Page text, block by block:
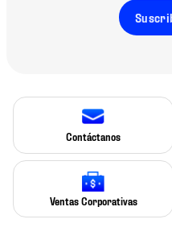
Contáctanos
Ventas Corporativas